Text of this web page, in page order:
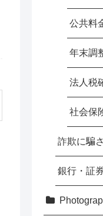
公共料
年末調
法人税
社会保
詐欺に騙
銀行・証